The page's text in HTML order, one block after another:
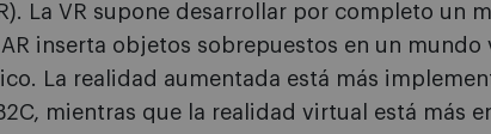
La VR supone desarrollar por completo un
inserta objetos sobrepuestos en un mundo
La realidad aumentada está más
mientras que la realidad virtual está más